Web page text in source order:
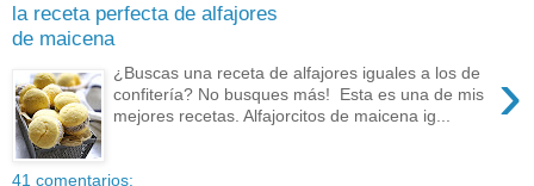
la receta perfecta de alfajores
de maicena
›
¿Buscas una receta de alfajores iguales a los de
confitería? No busques más! Esta es una de mis
mejores recetas. Alfajorcitos de maicena ig...
41 comentarios: